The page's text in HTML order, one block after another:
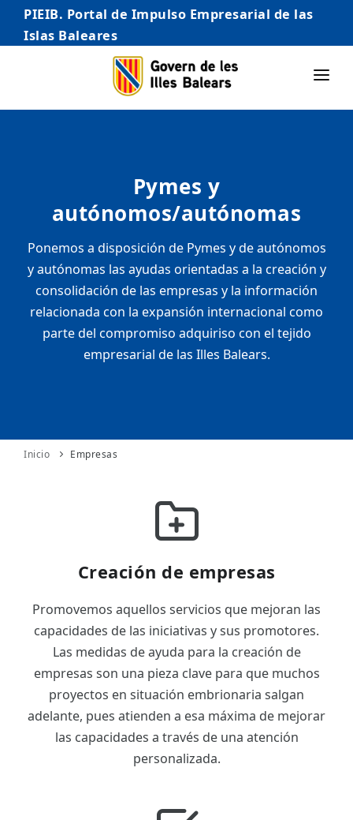
PIEIB. Portal de Impulso Empresarial de las
Islas Baleares
INICIO
AUTÓNOMO/AUTÓNOMA
EMPRENDEDORES
COMERCIO
INTERNACIONALIZACIÓN
STARTUPS AVANZADAS
Pymes y
autónomos/autónomas
Ponemos a disposición de Pymes y de autónomos
y autónomas las ayudas orientadas a la creación y
consolidación de las empresas y la información
relacionada con la expansión internacional como
parte del compromiso adquiriso con el tejido
empresarial de las Illes Balears.
Inicio Empresas
Creación de empresas
Promovemos aquellos servicios que mejoran las
capacidades de las iniciativas y sus promotores.
Las medidas de ayuda para la creación de
empresas son una pieza clave para que muchos
proyectos en situación embrionaria salgan
adelante, pues atienden a esa máxima de mejorar
las capacidades a través de una atención
personalizada.